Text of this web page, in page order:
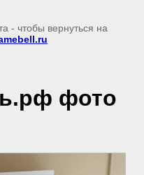
- чтобы вернуться на
фото